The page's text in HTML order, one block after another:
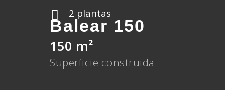
2 plantas
Balear 150
150 m²
Superficie construida